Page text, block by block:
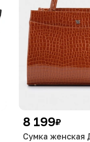
8 199₽
Сумка женская